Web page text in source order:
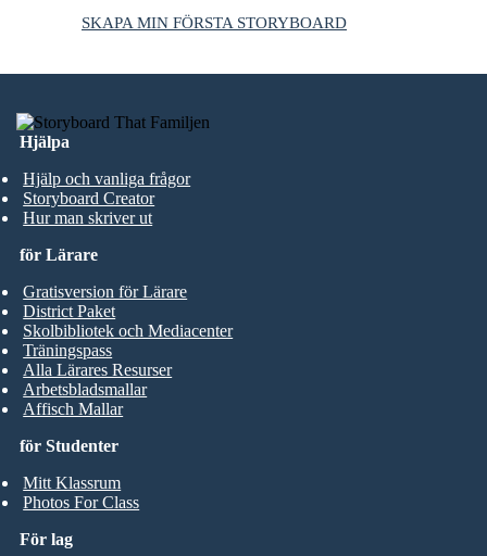
SKAPA MIN FÖRSTA STORYBOARD
Hjälpa
Hjälp och vanliga frågor
Storyboard Creator
Hur man skriver ut
för Studenter
Mitt Klassrum
Photos For Class
för Lärare
Gratisversion för Lärare
District Paket
Skolbibliotek och Mediacenter
Träningspass
Alla Lärares Resurser
Arbetsbladsmallar
Affisch Mallar
För lag